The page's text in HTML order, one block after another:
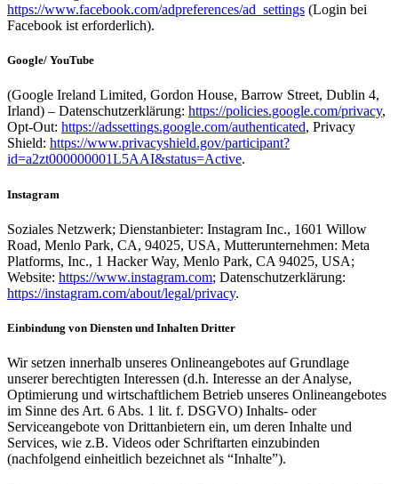
https://www.facebook.com/adpreferences/ad_settings (Login bei
Facebook ist erforderlich).
Google/ YouTube
(Google Ireland Limited, Gordon House, Barrow Street, Dublin 4,
Irland) – Datenschutzerklärung: https://policies.google.com/privacy,
Opt-Out: https://adssettings.google.com/authenticated, Privacy
Shield: https://www.privacyshield.gov/participant?
id=a2zt000000001L5AAI&status=Active.
Instagram
Soziales Netzwerk; Dienstanbieter: Instagram Inc., 1601 Willow
Road, Menlo Park, CA, 94025, USA, Mutterunternehmen: Meta
Platforms, Inc., 1 Hacker Way, Menlo Park, CA 94025, USA;
Website: https://www.instagram.com; Datenschutzerklärung:
https://instagram.com/about/legal/privacy.
Einbindung von Diensten und Inhalten Dritter
Wir setzen innerhalb unseres Onlineangebotes auf Grundlage
unserer berechtigten Interessen (d.h. Interesse an der Analyse,
Optimierung und wirtschaftlichem Betrieb unseres Onlineangebotes
im Sinne des Art. 6 Abs. 1 lit. f. DSGVO) Inhalts- oder
Serviceangebote von Drittanbietern ein, um deren Inhalte und
Services, wie z.B. Videos oder Schriftarten einzubinden
(nachfolgend einheitlich bezeichnet als “Inhalte”).